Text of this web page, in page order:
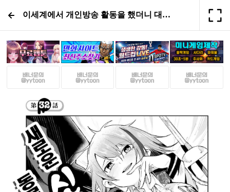
이세계에서 개인방송 활동을 했더니 대량의 얀데레 신자를 만들어 버린 건 32화